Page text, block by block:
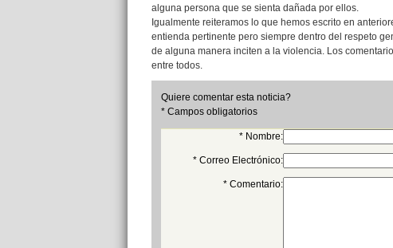
alguna persona que se sienta dañada por ellos.
Igualmente reiteramos lo que hemos escrito en
entienda pertinente pero siempre dentro del respeto
de alguna manera inciten a la violencia. Los
entre todos.
Quiere comentar esta noticia?
* Campos obligatorios
* Nombre:
* Correo Electrónico:
* Comentario: